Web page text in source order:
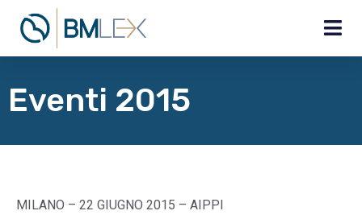
Eventi 2015
MILANO – 22 GIUGNO 2015 – AIPPI